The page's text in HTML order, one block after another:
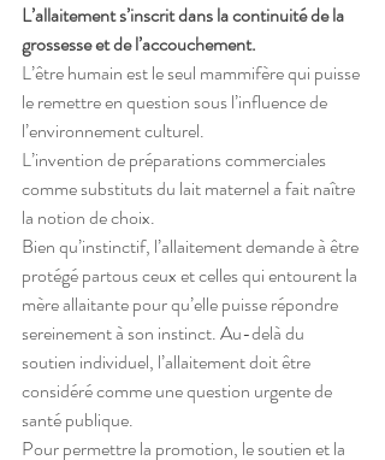
L’allaitement s’inscrit dans la continuité de la
grossesse et de l’accouchement.
L’être humain est le seul mammifère qui puisse
le remettre en question sous l’influence de
l’environnement culturel.
L’invention de préparations commerciales
comme substituts du lait maternel a fait naître
la notion de choix.
Bien qu’instinctif, l’allaitement demande à être
protégé partous ceux et celles qui entourent la
mère allaitante pour qu’elle puisse répondre
sereinement à son instinct. Au-delà du
soutien individuel, l’allaitement doit être
considéré comme une question urgente de
santé publique.
Pour permettre la promotion, le soutien et la